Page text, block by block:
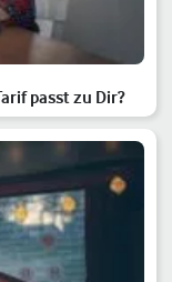
passt zu Dir?